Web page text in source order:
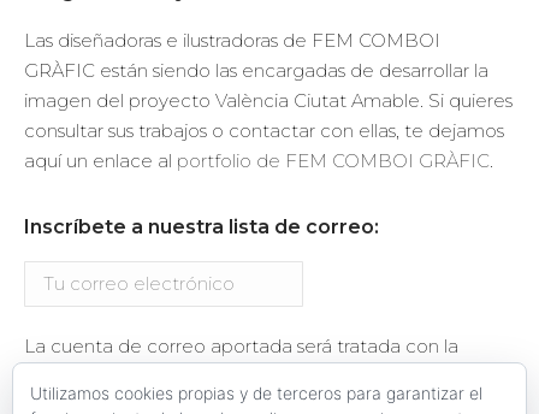
Las diseñadoras e ilustradoras de FEM COMBOI
GRÀFIC están siendo las encargadas de desarrollar la
imagen del proyecto València Ciutat Amable. Si quieres
consultar sus trabajos o contactar con ellas, te dejamos
aquí un enlace al portfolio de FEM COMBOI GRÀFIC.
Inscríbete a nuestra lista de correo:
La cuenta de correo aportada será tratada con la
proyecto València Ciutat Amable. Se te enviará un
Utilizamos cookies propias y de terceros para garantizar el